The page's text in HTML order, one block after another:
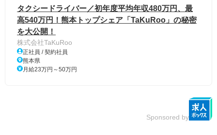
タクシードライバー／初年度平均年収480万円、最
高540万円！熊本トップシェア「TaKuRoo」の秘密
を大公開！
株式会社TaKuRoo
正社員 / 契約社員
熊本県
月給23万円～50万円
Sponsored by